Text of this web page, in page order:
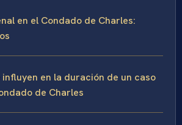
en el Condado de Charles:
en la duración de un caso
de Charles